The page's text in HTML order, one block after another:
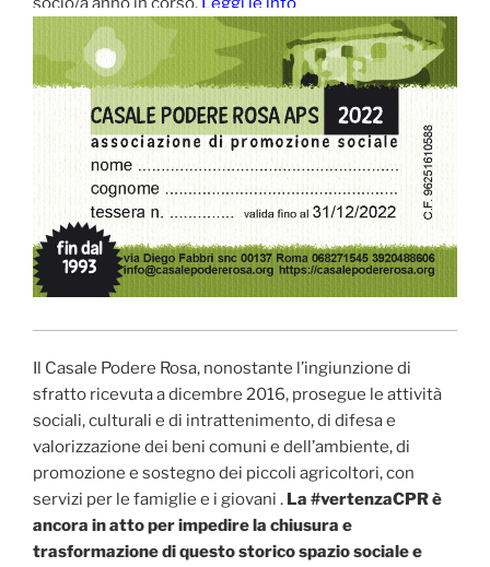
Il Casale Podere Rosa, nonostante l’ingiunzione di
sfratto ricevuta a dicembre 2016, prosegue le attività
sociali, culturali e di intrattenimento, di difesa e
valorizzazione dei beni comuni e dell’ambiente, di
promozione e sostegno dei piccoli agricoltori, con
servizi per le famiglie e i giovani . La #vertenzaCPR è
ancora in atto per impedire la chiusura e
trasformazione di questo storico spazio sociale e